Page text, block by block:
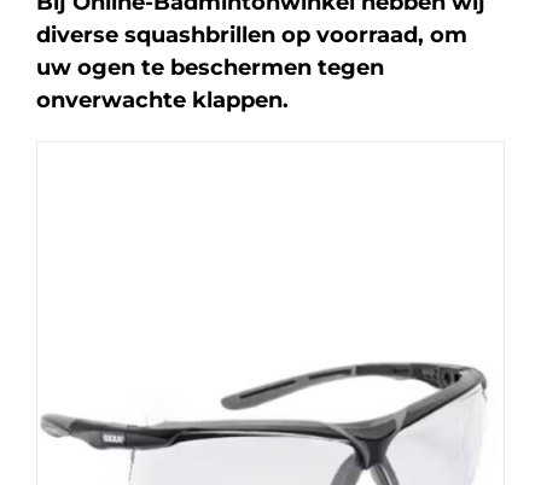
diverse squashbrillen op voorraad, om
uw ogen te beschermen tegen
onverwachte klappen.